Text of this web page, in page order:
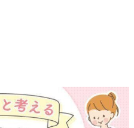
ものも】妊婦の感染症対策、知